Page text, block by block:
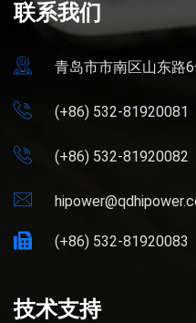
联系我们
青岛市市南区山东路
(+86) 532-81920081
(+86) 532-81920082
(+86) 532-81920083
技术支持